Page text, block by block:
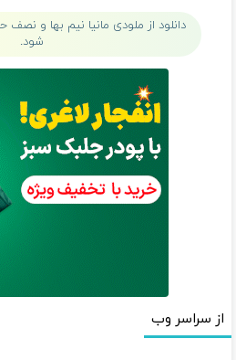
دانلود از ملودی مانیا نیم بها و
شود.
از سراسر وب